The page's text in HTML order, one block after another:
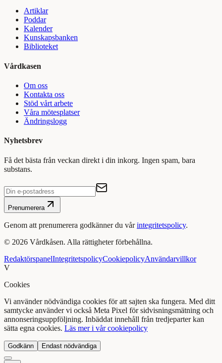
Artiklar
Poddar
Kalender
Kunskapsbanken
Biblioteket
Vårdkasen
Om oss
Kontakta oss
Stöd vårt arbete
Våra mötesplatser
Ändringslogg
Nyhetsbrev
Få det bästa från veckan direkt i din inkorg. Ingen spam, bara
substans.
Prenumerera
Genom att prenumerera godkänner du vår integritetspolicy.
© 2026 Vårdkåsen. Alla rättigheter förbehållna.
RedaktörspanelIntegritetspolicyCookiepolicyAnvändarvillkor
V
Cookies
Vi använder nödvändiga cookies för att sajten ska fungera. Med ditt
samtycke använder vi också Meta Pixel för sidvisningsmätning och
annonseringsuppföljning. Inbäddat innehåll från tredjeparter kan
sätta egna cookies. Läs mer i vår cookiepolicy
Godkänn Endast nödvändiga